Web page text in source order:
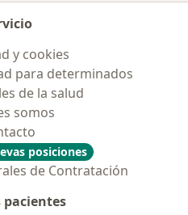
y cookies
para determinados
de la salud
somos
posiciones
de Contratación
pacientes